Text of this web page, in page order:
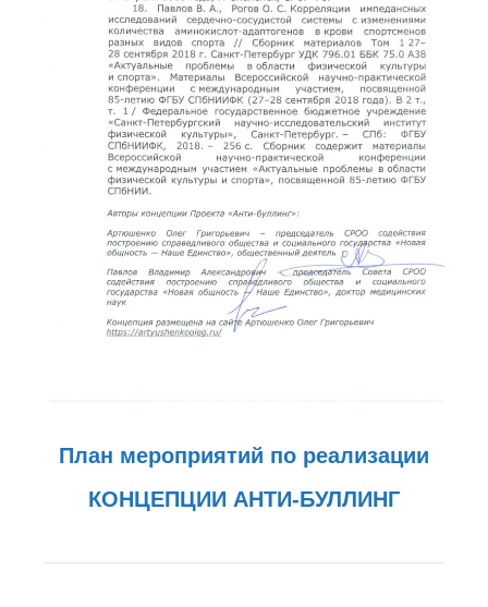
План мероприятий по реализации
КОНЦЕПЦИИ АНТИ-БУЛЛИНГ